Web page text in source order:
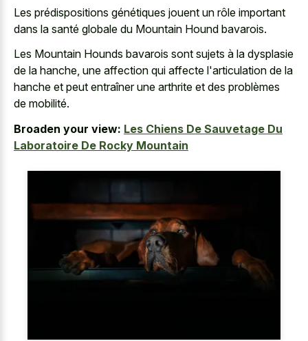
Les prédispositions génétiques jouent un rôle important
dans la santé globale du Mountain Hound bavarois.
Les Mountain Hounds bavarois sont sujets à la dysplasie
de la hanche, une affection qui affecte l'articulation de la
hanche et peut entraîner une arthrite et des problèmes
de mobilité.
Broaden your view: Les Chiens De Sauvetage Du
Laboratoire De Rocky Mountain